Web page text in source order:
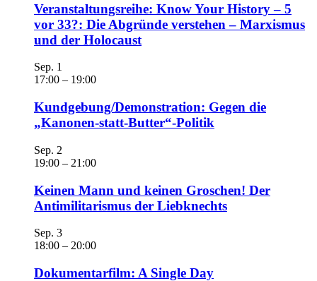
Veranstaltungsreihe: Know Your History – 5
vor 33?: Die Abgründe verstehen – Marxismus
und der Holocaust
Sep. 1
17:00 – 19:00
Kundgebung/Demonstration: Gegen die
„Kanonen-statt-Butter“-Politik
Sep. 2
19:00 – 21:00
Keinen Mann und keinen Groschen! Der
Antimilitarismus der Liebknechts
Sep. 3
18:00 – 20:00
Dokumentarfilm: A Single Day